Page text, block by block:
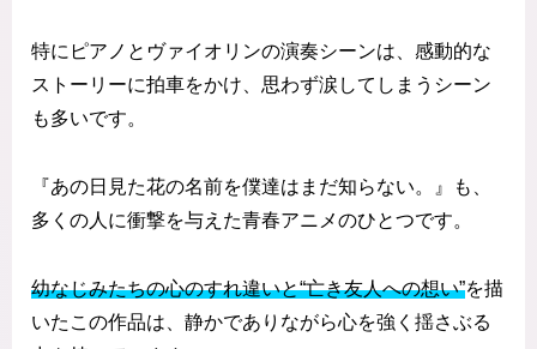
特にピアノとヴァイオリンの演奏シーンは、感動的な
ストーリーに拍車をかけ、思わず涙してしまうシーン
も多いです。
『あの日見た花の名前を僕達はまだ知らない。』も、
多くの人に衝撃を与えた青春アニメのひとつです。
幼なじみたちの心のすれ違いと“亡き友人への想い”を描
いたこの作品は、静かでありながら心を強く揺さぶる